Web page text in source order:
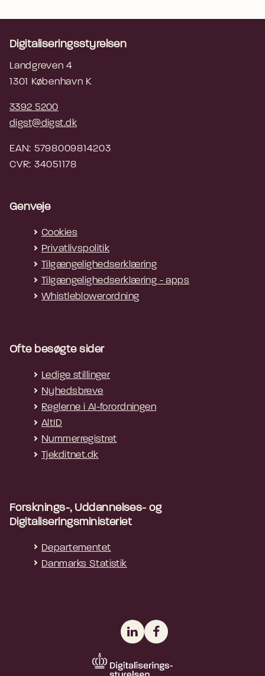
Digitaliseringsstyrelsen
Landgreven 4
1301 København K
3392 5200
digst@digst.dk
EAN: 5798009814203
CVR: 34051178
Genveje
Cookies
Privatlivspolitik
Tilgængelighedserklæring
Tilgængelighedserklæring - apps
Whistleblowerordning
Ofte besøgte sider
Ledige stillinger
Nyhedsbreve
Reglerne i AI-forordningen
AltID
Nummerregistret
Tjekditnet.dk
Forsknings-, Uddannelses- og
Digitaliseringsministeriet
Departementet
Danmarks Statistik
LinkedInFacebook